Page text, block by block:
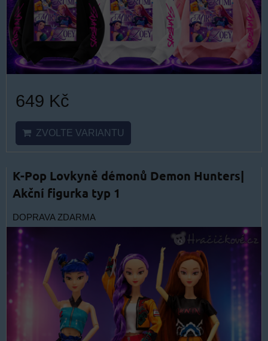
649 Kč
ZVOLTE VARIANTU
K-Pop Lovkyně démonů Demon Hunters|
Akční figurka typ 1
DOPRAVA ZDARMA